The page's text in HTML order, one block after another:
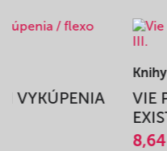
VYKÚPENIA
Knihy
VIE